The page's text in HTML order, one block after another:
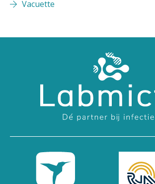
Vacuette